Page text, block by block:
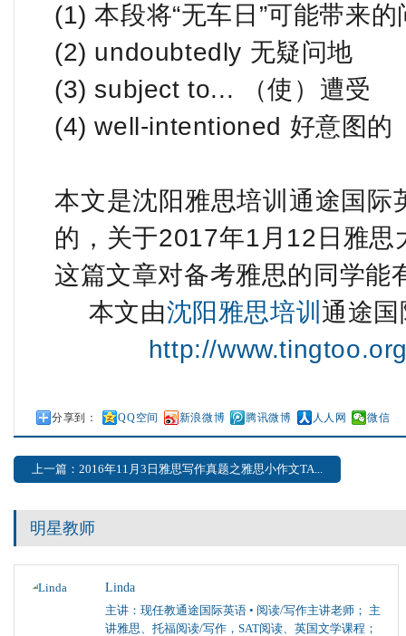
(1) 本段将“无车日”可能带来
(2) undoubtedly 无疑问地
(3) subject to... （使）遭受
(4) well-intentioned 好意图的
本文是沈阳雅思培训通途国
的，关于2017年1月12日雅
这篇文章对备考雅思的同学能
本文由沈阳雅思培训 通途
http://
分享到： QQ空间 新浪微博 腾讯微博 人人网 微信
上一篇：2016年11月3日雅思写作真题之雅思小作文TA...
明星教师
Linda
主讲：现任教通途国际英语 • 阅读/写作主讲老师； 主
讲雅思、托福阅读/写作，SAT阅读、英国文学课程；